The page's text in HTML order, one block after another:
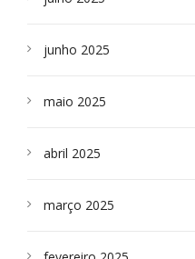
junho 2025
maio 2025
abril 2025
março 2025